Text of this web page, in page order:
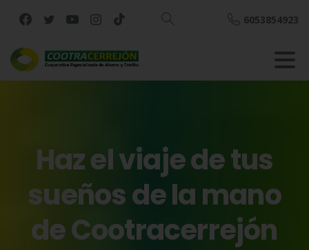
Buscar
6053854923
Hazelviajedetus
sueñosdelamano
deCootracerrejón